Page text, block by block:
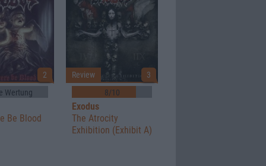
Wertung
2
Be Blood
8/10
Review
Exodus
3
The Atrocity
Exhibition (Exhibit A)